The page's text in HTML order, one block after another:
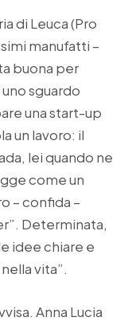
di Leuca (Pro
manufatti –
buona per
sguardo
una start-up
un lavoro: il
lei quando ne
come un
– confida –
Determinata,
idee chiare e
vita”.
Anna Lucia